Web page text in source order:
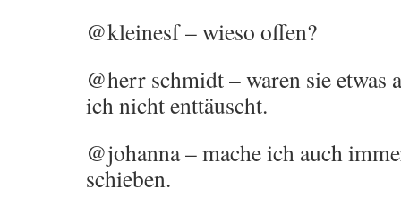
@kleinesf – wieso offen?
@herr schmidt – waren sie etwas
ich nicht enttäuscht.
@johanna – mache ich auch
schieben.